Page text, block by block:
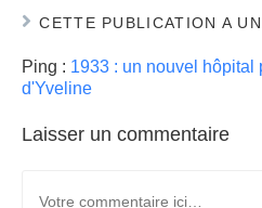
CETTE PUBLICATION A
Ping : 1933 : un nouvel
d'Yveline
Laisser un commentaire